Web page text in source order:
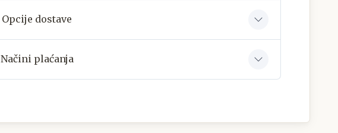
Opcije dostave
Načini plaćanja